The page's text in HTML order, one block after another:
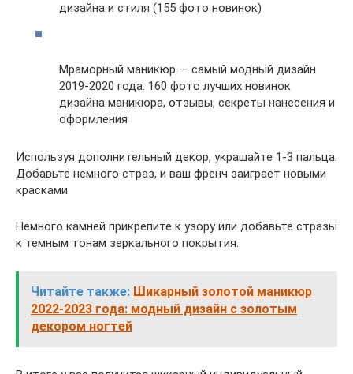
дизайна и стиля (155 фото новинок)
Мраморный маникюр — самый модный дизайн
2019-2020 года. 160 фото лучших новинок
дизайна маникюра, отзывы, секреты нанесения и
оформления
Используя дополнительный декор, украшайте 1-3 пальца.
Добавьте немного страз, и ваш френч заиграет новыми
красками.
Немного камней прикрепите к узору или добавьте стразы
к темным тонам зеркального покрытия.
Читайте также: Шикарный золотой маникюр
2022-2023 года: модный дизайн с золотым
декором ногтей